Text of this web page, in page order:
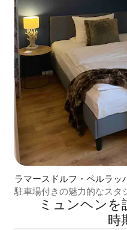
ラマースドルフ・ペルラッ
駐車場付きの魅力的なスタ
ミュンヘンを
時⁠